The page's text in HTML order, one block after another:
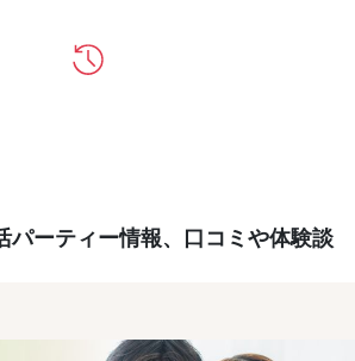
プ
パーティー情報、口コミや体験談